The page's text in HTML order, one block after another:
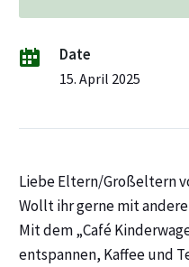
Date
15. April 2025
Liebe Eltern/Großeltern
Wollt ihr gerne mit
Mit dem „Café
entspannen, Kaffee und